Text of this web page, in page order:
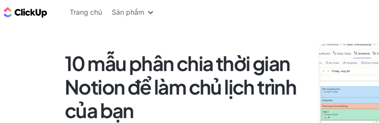
ClickUp Blog
Trang chủ Sản phẩm
10 mẫu phân chia thời gian
Notion để làm chủ lịch trình
của bạn